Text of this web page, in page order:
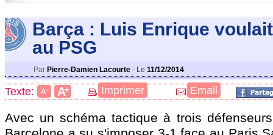
Barça : Luis Enrique
au PSG
Par Pierre-Damien Lacourte - Le 11/12/2014
Texte: A- A+ Imprimer Email
Avec un schéma tactique à trois